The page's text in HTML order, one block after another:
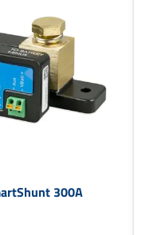
300A